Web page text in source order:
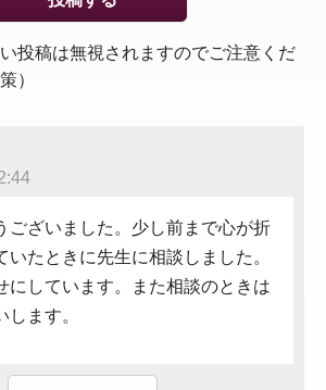
投稿は無視されますのでご注意くだ
）
ございました。少し前まで心が折
いたときに先生に相談しました。
にしています。また相談のときは
します。